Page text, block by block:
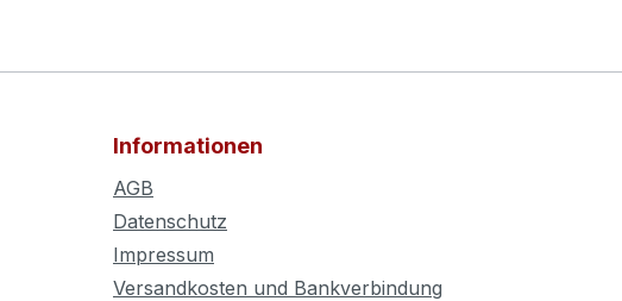
Informationen
AGB
Datenschutz
Impressum
Versandkosten und Bankverbindung